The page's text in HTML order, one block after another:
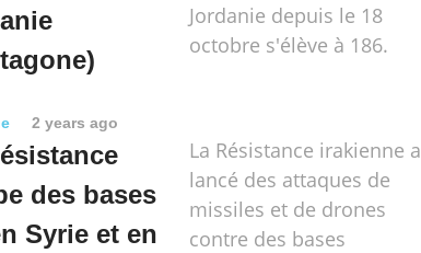
Jordanie depuis le 18
octobre s'élève à 186.
2 years ago
des bases
Syrie et en
La Résistance irakienne a
lancé des attaques de
missiles et de drones
contre des bases